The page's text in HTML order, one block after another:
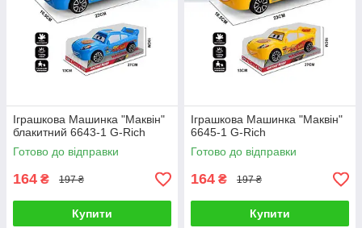
Іграшкова Машинка "Маквін"
блакитний 6643-1 G-Rich
Готово до відправки
164 ₴ 197 ₴
Купити
Іграшкова Машинка "Маквін"
6645-1 G-Rich
Готово до відправки
164 ₴ 197 ₴
Купити